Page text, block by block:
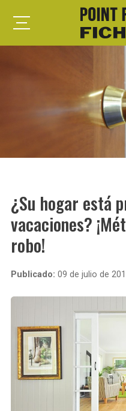
Foxeo HiS
Forges G375
Spheris Xp
Forstyl
Duo G071
¿Su hogar está
vacaciones?
robo!
Publicado: 09 de julio de